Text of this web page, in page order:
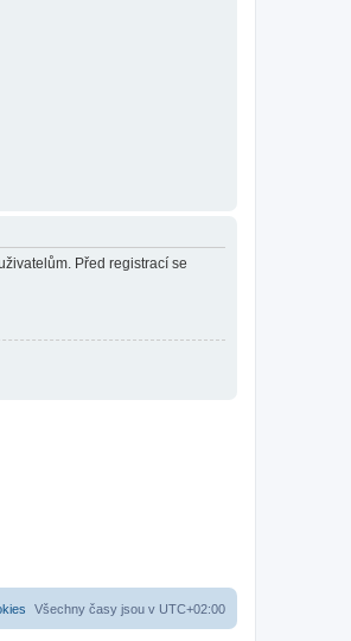
Před registrací se
Všechny časy jsou v UTC+02:00